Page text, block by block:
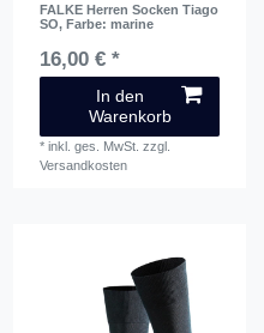
FALKE Herren Socken Tiago
SO, Farbe: marine
16,00 € *
In den
Warenkorb
*inkl. ges. MwSt. zzgl.
Versandkosten